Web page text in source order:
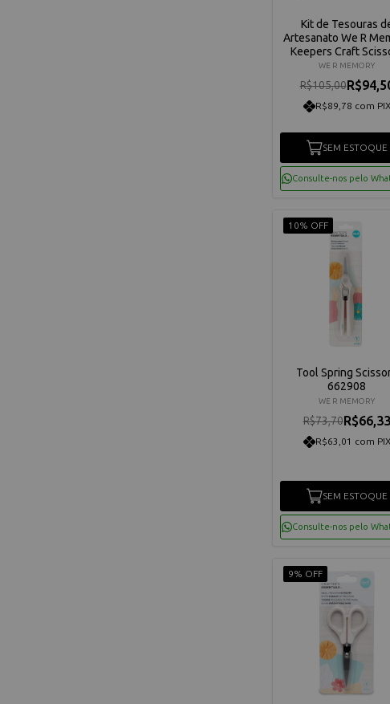
Kit de Tesouras
Artesanato We R
Keepers Craft
Rosa - 3 Unidades
WE R MEMORY
R$105,00
R$89,78 com PIX
SEM ESTOQUE
Consulte-nos pelo
10% OFF
Tool Spring
662908
WE R MEMORY
R$73,70R$66,33
R$63,01 com PIX
SEM ESTOQUE
Consulte-nos pelo
9% OFF